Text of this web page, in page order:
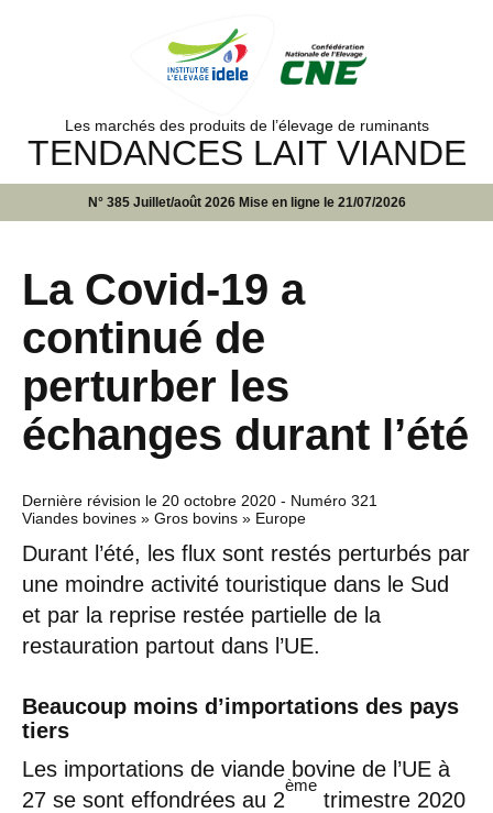
Les marchés des produits de l’élevage de ruminants
TENDANCES LAIT VIANDE
N° 385 Juillet/août 2026 Mise en ligne le 21/07/2026
La Covid-19 a
continué de
perturber les
échanges durant l’été
Dernière révision le 20 octobre 2020 - Numéro 321
Viandes bovines » Gros bovins » Europe
Durant l’été, les flux sont restés perturbés par
une moindre activité touristique dans le Sud
et par la reprise restée partielle de la
restauration partout dans l’UE.
Beaucoup moins d’importations des pays
tiers
Les importations de viande bovine de l’UE à
27 se sont effondrées au 2
ème
trimestre 2020